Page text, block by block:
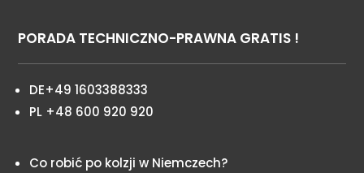
PORADA TECHNICZNO-PRAWNA GRATIS !
DE+49 1603388333
PL +48 600 920 920
Co robić po kolzji w Niemczech?